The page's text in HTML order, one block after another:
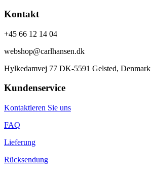
Kontakt
+45 66 12 14 04
webshop@carlhansen.dk
Hylkedamvej 77 DK-5591 Gelsted, Denmark
Kundenservice
Kontaktieren Sie uns
FAQ
Lieferung
Rücksendung